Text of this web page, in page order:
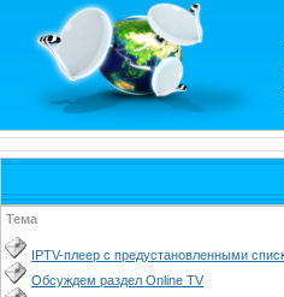
Тема
IPTV-плеер с предустановленными
Обсуждем раздел Online TV